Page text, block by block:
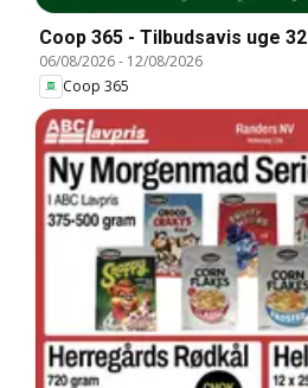
Coop 365 - Tilbudsavis uge 32
06/08/2026- 12/08/2026
Coop 365